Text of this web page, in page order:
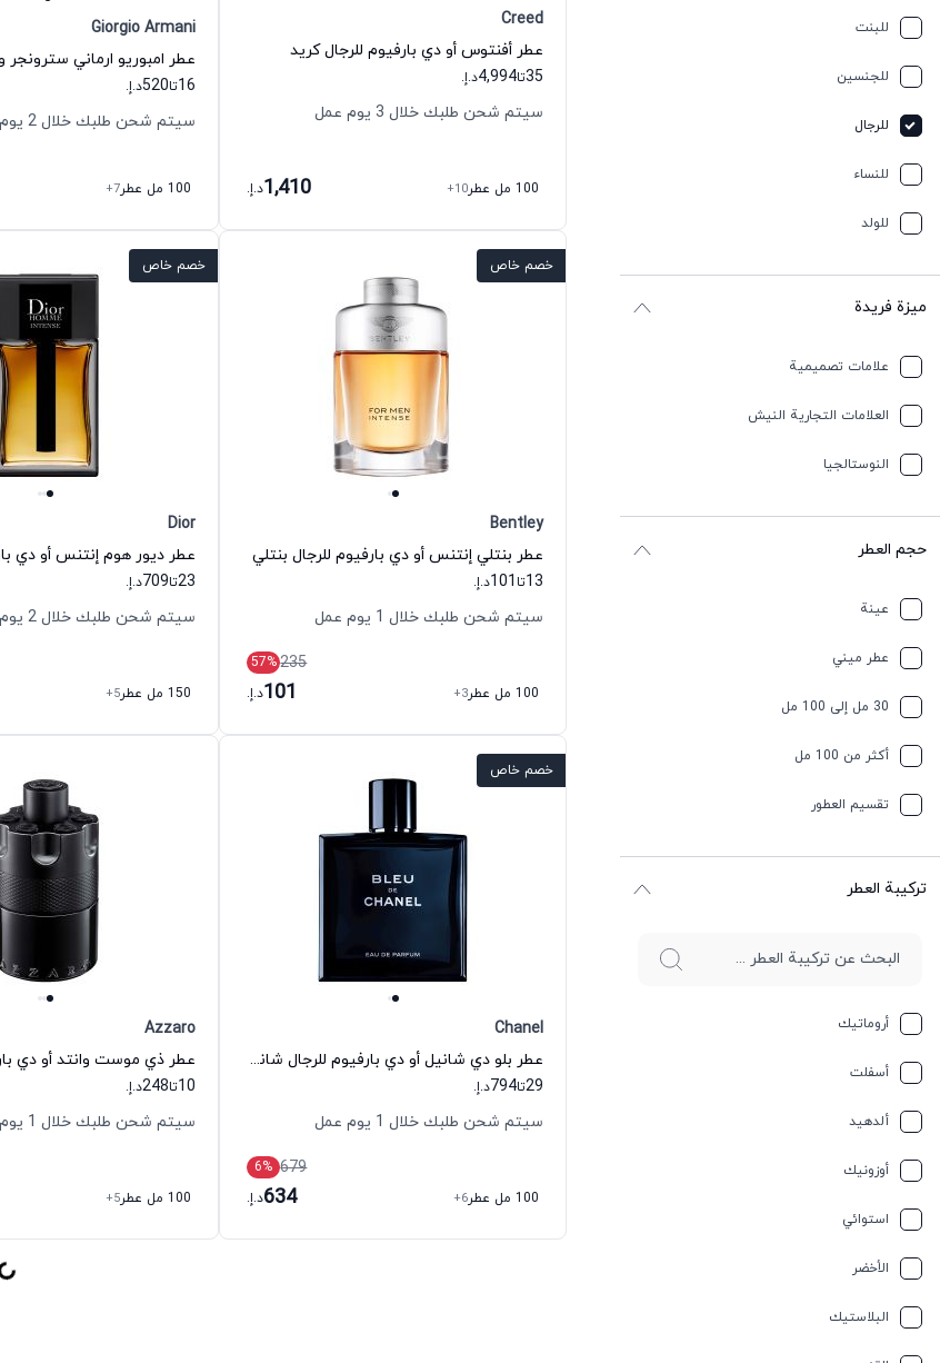
للبنت
للجنسين
للرجال
للنساء
للولد
ميزة فريدة
علامات تصميمية
العلامات التجارية النيش
النوستالجيا
حجم العطر
عينة
عطر ميني
30 مل إلى 100 مل
أكثر من 100 مل
تقسیم العطور
ترکیبة العطر
أروماتيك
أسفلت
ألدهيد
أوزونيك
استوائي
الأخضر
البلاستيك
Creed
عطر أفنتوس أو دي بارفيوم للرجال كريد
35تا4,994د.إ.
سيتم شحن طلبك خلال 3 يوم عمل
100 مل عطر +10
1,410د.إ.
Giorgio Armani
16تا520د.إ.
سيتم شحن طلبك خلال 2 يوم عمل
100 مل عطر
+7
خصم خاص
Bentley
عطر بنتلي إنتنس أو دي بارفيوم للرجال بنتلي
13تا 101د.إ.
سيتم شحن طلبك خلال 1 يوم عمل
235
57%
100 مل عطر
+3
101د.إ.
خصم خاص
Dior
23تا709د.إ.
سيتم شحن طلبك خلال 2 يوم عمل
150 مل عطر
+5
خصم خاص
Chanel
عطر بلو دي شانيل أو دي بارفيوم للرجال شانيل
29تا794د.إ.
سيتم شحن طلبك خلال 1 يوم عمل
679
6%
100 مل عطر
+6
634د.إ.
Azzaro
10تا248د.إ.
سيتم شحن طلبك خلال 1 يوم عمل
100 مل عطر +5